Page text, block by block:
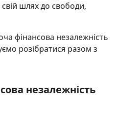
шлях до свободи,
фінансова незалежність
розібратися разом з
незалежність